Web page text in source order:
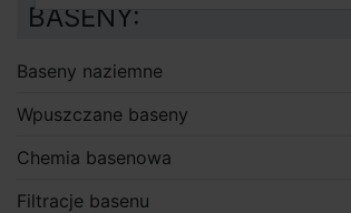
BASENY:
Baseny naziemne
Wpuszczane baseny
Chemia basenowa
Filtracje basenu